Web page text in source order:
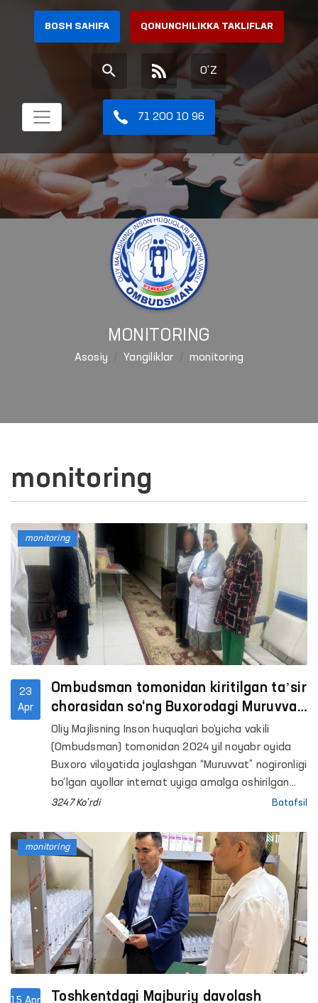
BOSH SAHIFA QONUNCHILIKKA TAKLIFLAR
O'Z
71 200 10 96
MONITORING
Asosiy Yangiliklar monitoring
monitoring
23
Apr
Ombudsman tomonidan kiritilgan taʼsir
chorasidan so‘ng Buxorodagi Muruvvat
uyini taʼmirlash uchun 176 mln so‘m
ajratildi
Oliy Majlisning Inson huquqlari bo‘yicha vakili
(Ombudsman) tomonidan 2024 yil noyabr oyida
Buxoro viloyatida joylashgan “Muruvvat” nogironligi
bo‘lgan ayollar internat uyiga amalga oshirilgan
monitoring tashrifi chog‘ida muassasada qator
3247 Ko'rdi Batafsil
monitoring
Toshkentdagi Majburiy davolash
monitoring